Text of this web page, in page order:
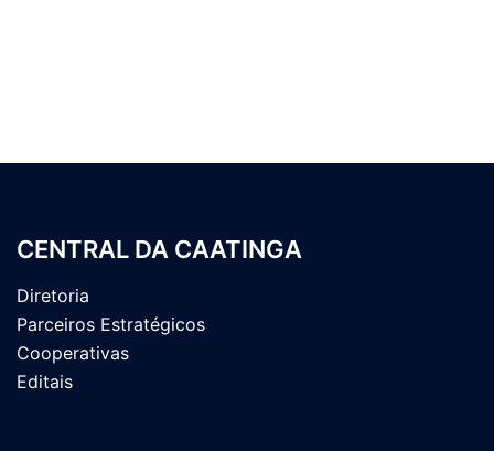
CENTRAL DA CAATINGA
Diretoria
Parceiros Estratégicos
Cooperativas
Editais